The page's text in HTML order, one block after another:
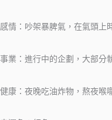
感情：吵架暴脾氣，在氣頭上
事業：進行中的企劃，大部分
健康：夜晚吃油炸物，熬夜喉